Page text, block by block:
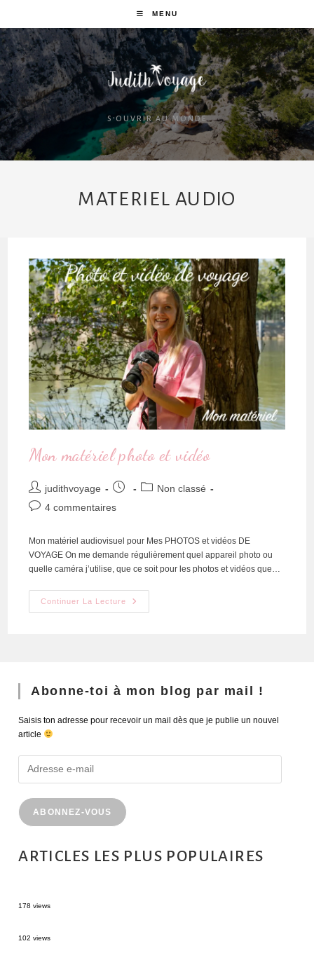
MENU
S'OUVRIR AU MONDE
MATERIEL AUDIO
Mon matériel photo et vidéo
judithvoyage
Non classé
4 commentaires
Mon matériel audiovisuel pour Mes PHOTOS et vidéos DE
VOYAGE On me demande régulièrement quel appareil photo ou
quelle caméra j’utilise, que ce soit pour les photos et vidéos que…
Continuer La Lecture
Abonne-toi à mon blog par mail !
Saisis ton adresse pour recevoir un mail dès que je publie un nouvel
article
ABONNEZ-VOUS
ARTICLES LES PLUS POPULAIRES
178 views
102 views